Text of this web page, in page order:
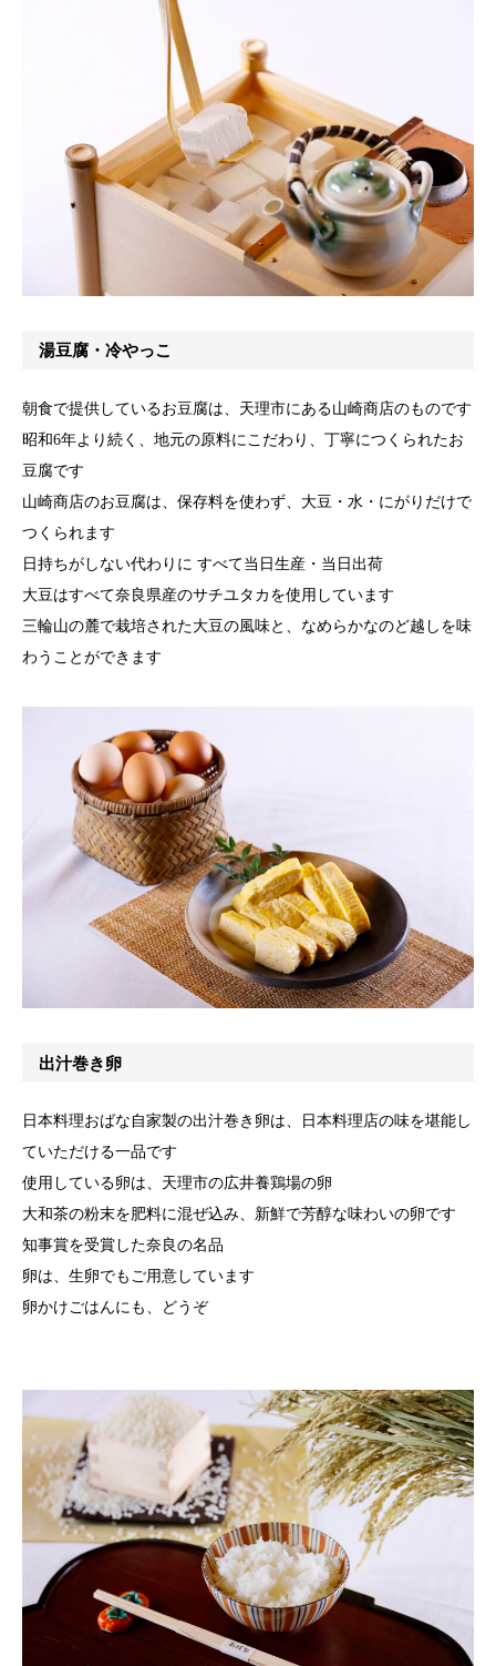
湯豆腐・冷やっこ
朝食で提供しているお豆腐は、天理市にある山崎商店のものです
昭和6年より続く、地元の原料にこだわり、丁寧につくられたお
豆腐です
山崎商店のお豆腐は、保存料を使わず、大豆・水・にがりだけで
つくられます
日持ちがしない代わりに すべて当日生産・当日出荷
大豆はすべて奈良県産のサチユタカを使用しています
三輪山の麓で栽培された大豆の風味と、なめらかなのど越しを味
わうことができます
出汁巻き卵
日本料理おばな自家製の出汁巻き卵は、日本料理店の味を堪能し
ていただける一品です
使用している卵は、天理市の広井養鶏場の卵
大和茶の粉末を肥料に混ぜ込み、新鮮で芳醇な味わいの卵です
知事賞を受賞した奈良の名品
卵は、生卵でもご用意しています
卵かけごはんにも、どうぞ